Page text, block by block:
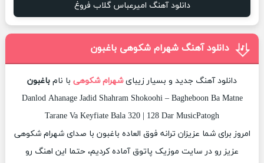
دانلود آهنگ امیرعباس گلاب فروغ
دانلود آهنگ شهرام شکوهی باغبون
دانلود آهنگ جدید و بسیار زیبایشهرام شکوهی با نام باغبون
Danlod Ahanage Jadid Shahram Shokoohi – Bagheboon Ba Matne
Tarane Va Keyfiate Bala 320 | 128 Dar MusicPatogh
امروز برای شما عزیزان ترانه فوق العاده باغبون با صدای شهرام شکوهی
عزیز رو در سایت موزیک پاتوق آماده کردیم، حتما این اهنگ رو